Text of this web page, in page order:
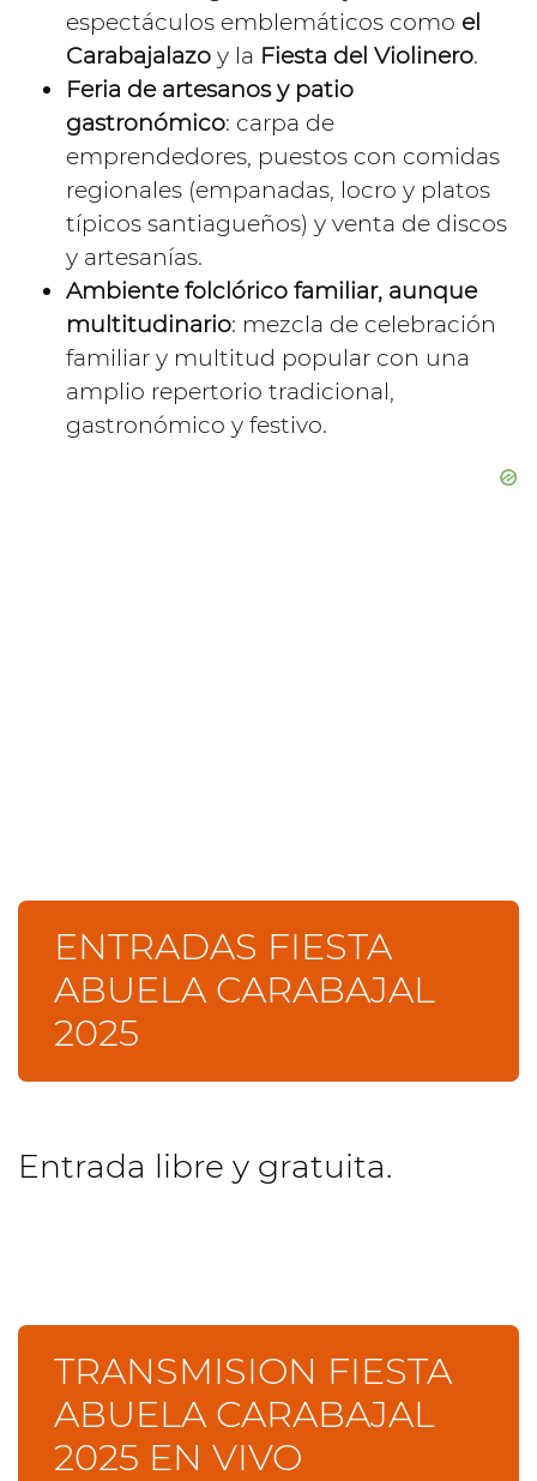
espectáculos emblemáticos como el
Carabajalazo y la Fiesta del Violinero.
Feria de artesanos y patio
gastronómico: carpa de
emprendedores, puestos con comidas
regionales (empanadas, locro y platos
típicos santiagueños) y venta de discos
y artesanías.
Ambiente folclórico familiar, aunque
multitudinario: mezcla de celebración
familiar y multitud popular con una
amplio repertorio tradicional,
gastronómico y festivo.
ENTRADAS FIESTA
ABUELA CARABAJAL
2025
Entrada libre y gratuita.
TRANSMISION FIESTA
ABUELA CARABAJAL
2025 EN VIVO